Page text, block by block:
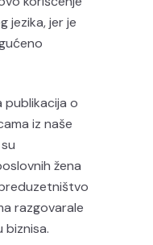
jezika, jer je
publikacija o
iz naše
žena
razgovarale
biznisa.